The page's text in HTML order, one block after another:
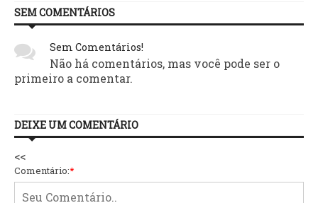
SEM COMENTÁRIOS
Sem Comentários!
Não há comentários, mas você pode ser o
primeiro a comentar.
DEIXE UM COMENTÁRIO
<<
Comentário:*